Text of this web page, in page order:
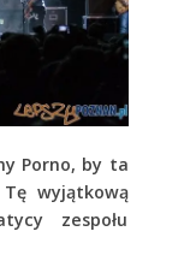
Porno, by ta
wyjątkową
zespołu